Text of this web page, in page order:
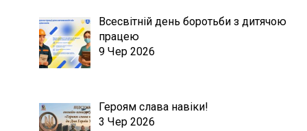
Всесвітній день боротьби з дитячою
працею
9 Чер 2026
Героям слава навіки!
3 Чер 2026